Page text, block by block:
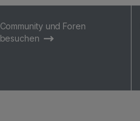
Community und Foren
besuchen